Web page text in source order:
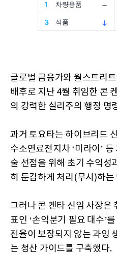
글로벌 금융가와 월스트리
배후로 지난 4월 취임한 콘
의 강력한 실리주의 행정 명
과거 토요타는 하이브리드
수소연료전지차 ‘미라이’
술 선점을 위해 초기 수익성
히 둔감하게 처리(무시)하
그러나 콘 켄타 신임 사장은
표인 ‘손익분기 필요 대수’
진율이 보장되지 않는 과잉
는 청산 가이드를 구축했다.